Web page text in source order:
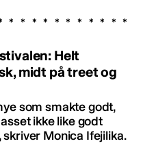
Helt
midt på treet og
som smakte godt,
ikke like godt
skriver Monica Ifejilika.